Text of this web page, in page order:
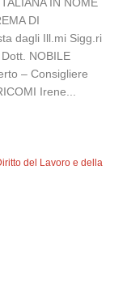
DI
dagli Ill.mi Sigg.ri
NOBILE
– Consigliere
Irene...
del Lavoro e della